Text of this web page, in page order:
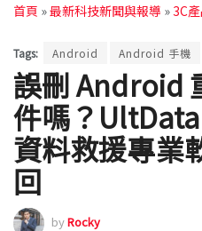
首頁 »最新科技新聞與報導 »3C
Tags: Android Android 手機
誤刪 Android
件嗎？
資料救援專業
回
byRocky